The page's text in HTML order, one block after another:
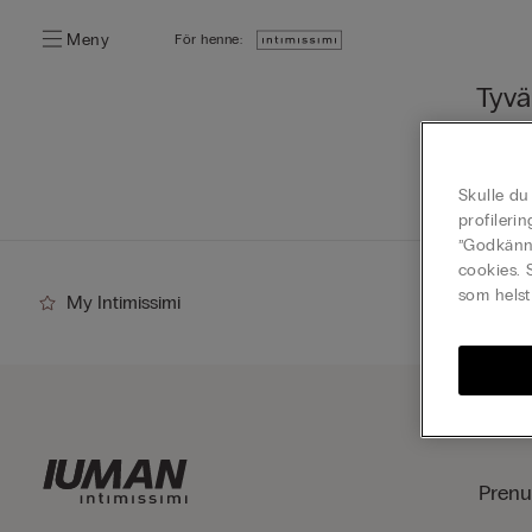
Meny För henne:
My Intimissimi
Skulle
cookies.
som